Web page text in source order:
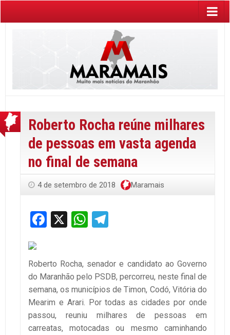
Roberto Rocha reúne milhares
de pessoas em vasta agenda
no final de semana
4 de setembro de 2018 Maramais
Facebook
X WhatsApp
Roberto Rocha, senador e candidato ao Governo
do Maranhão pelo PSDB, percorreu, neste final de
semana, os municípios de Timon, Codó, Vitória do
Mearim e Arari. Por todas as cidades por onde
passou, reuniu milhares de pessoas em
carreatas, motocadas ou mesmo caminhando